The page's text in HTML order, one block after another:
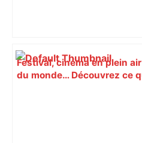
Festival, cinéma en plein
du monde… Découvrez ce